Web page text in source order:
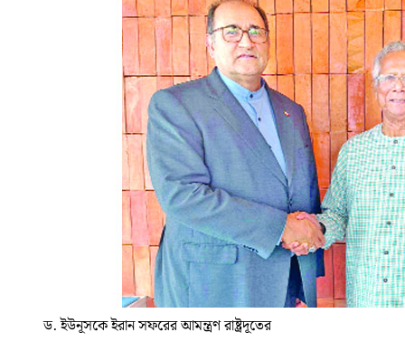
ড. ইউনূসকে ইরান সফরের আমন্ত্রণ রাষ্ট্রদূতের